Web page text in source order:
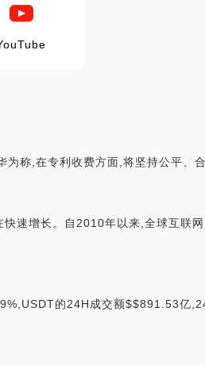
称,在专利收费方面,将坚持公平、
速增长。自2010年以来,全球互联
的24H成交额$$891.53亿